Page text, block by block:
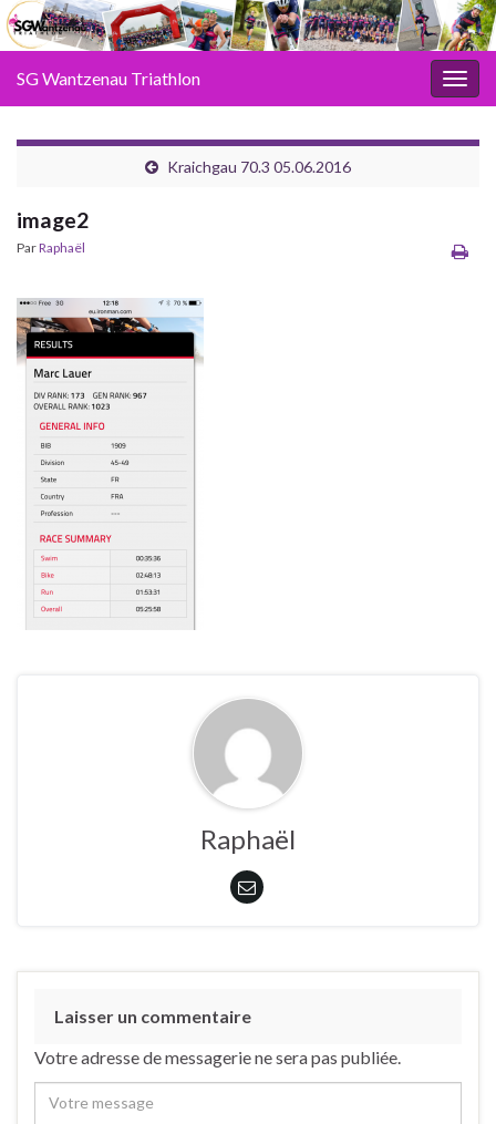
SG Wantzenau Triathlon
Kraichgau 70.3 05.06.2016
image2
ParRaphaël
Raphaël
Laisser un commentaire
Votre adresse de messagerie ne sera pas publiée.